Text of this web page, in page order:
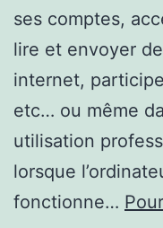
ses comptes,
lire et envoyer
internet,
etc… ou même
utilisation
lorsque
fonctionne…